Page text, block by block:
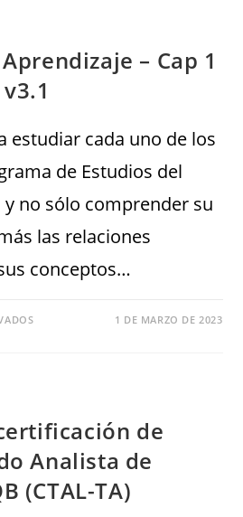
– Cap 1
estudiar cada uno de los
de Estudios del
y no sólo comprender su
las relaciones
conceptos…
1 DE MARZO DE 2023
de
Analista de
(CTAL-TA)